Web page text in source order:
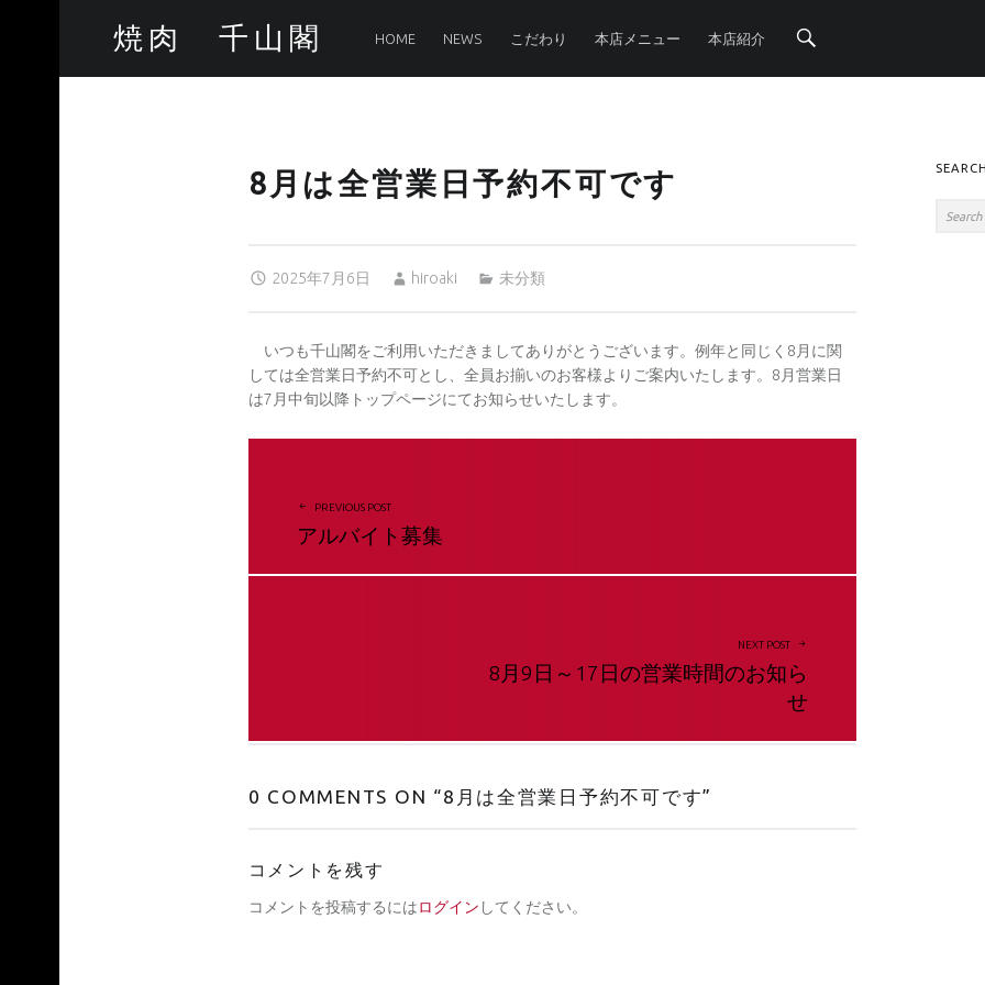
8月は全営業日予約不可です – 焼肉 千山閣
焼肉 千山閣 HOME NEWS こだわり 本店メニュー 本店紹介
8月は全営業日予約不可です
2025年7月6日
hiroaki
未分類
いつも千山閣をご利用いただきましてありがとうございます。例年と同じく8月に関
しては全営業日予約不可とし、全員お揃いのお客様よりご案内いたします。8月営業日
は7月中旬以降トップページにてお知らせいたします。
投稿ナビゲーション
PREVIOUS POST
アルバイト募集
NEXT POST
8月9日～17日の営業時間のお知ら
せ
0 COMMENTS ON “8月は全営業日予約不可です”
コメントを残す
コメントを投稿するにはログイン してください。
SEARCH